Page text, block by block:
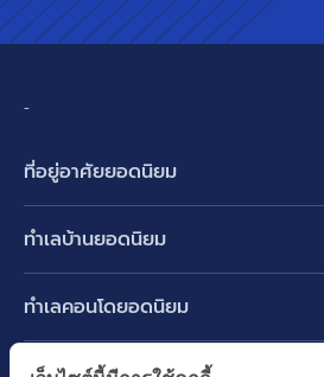
-
ที่อยู่อาศัยยอดนิยม
ทาวน์เฮ้าส์ ทาวน์โฮม
คอนโดมิเนียม
ทำเลบ้านยอดนิยม
บางนา รามคำแหง 2
ทำเลคอนโดยอดนิยม